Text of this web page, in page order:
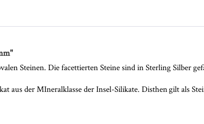
Steinen. Die facettierten Steine sind in Sterling Silber
der MIneralklasse der Insel-Silikate. Disthen gilt als